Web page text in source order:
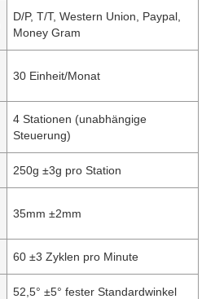
D/P, T/T, Western Union, Paypal,
Money Gram
30 Einheit/Monat
4 Stationen (unabhängige
Steuerung)
250g ±3g pro Station
35mm ±2mm
60 ±3 Zyklen pro Minute
52,5° ±5° fester Standardwinkel